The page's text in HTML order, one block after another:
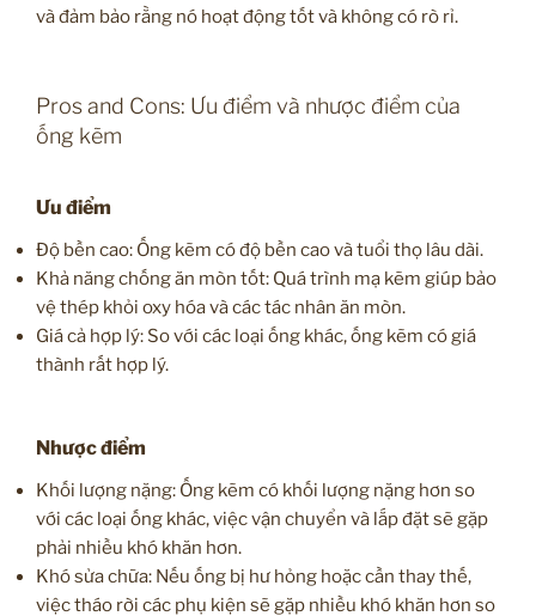
và đảm bảo rằng nó hoạt động tốt và không có rò rỉ.
Pros and Cons: Ưu điểm và nhược điểm của
ống kẽm
Ưu điểm
Độ bền cao: Ống kẽm có độ bền cao và tuổi thọ lâu dài.
Khả năng chống ăn mòn tốt: Quá trình mạ kẽm giúp bảo
vệ thép khỏi oxy hóa và các tác nhân ăn mòn.
Giá cả hợp lý: So với các loại ống khác, ống kẽm có giá
thành rất hợp lý.
Nhược điểm
Khối lượng nặng: Ống kẽm có khối lượng nặng hơn so
với các loại ống khác, việc vận chuyển và lắp đặt sẽ gặp
phải nhiều khó khăn hơn.
Khó sửa chữa: Nếu ống bị hư hỏng hoặc cần thay thế,
việc tháo rời các phụ kiện sẽ gặp nhiều khó khăn hơn so